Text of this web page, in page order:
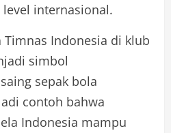
internasional.
Timnas Indonesia di klub
simbol
sepak bola
contoh bahwa
Indonesia mampu